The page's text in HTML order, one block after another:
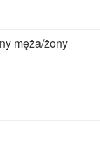
męża/żony